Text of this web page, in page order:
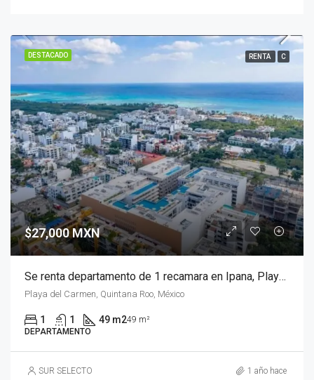
DESTACADO RENTA C
$27,000 MXN
Se renta departamento de 1 recamara en Ipana, Playa del Carmen
Playa del Carmen, Quintana Roo, México
1 1 49 m249 m²
DEPARTAMENTO
SUR SELECTO 1 año hace